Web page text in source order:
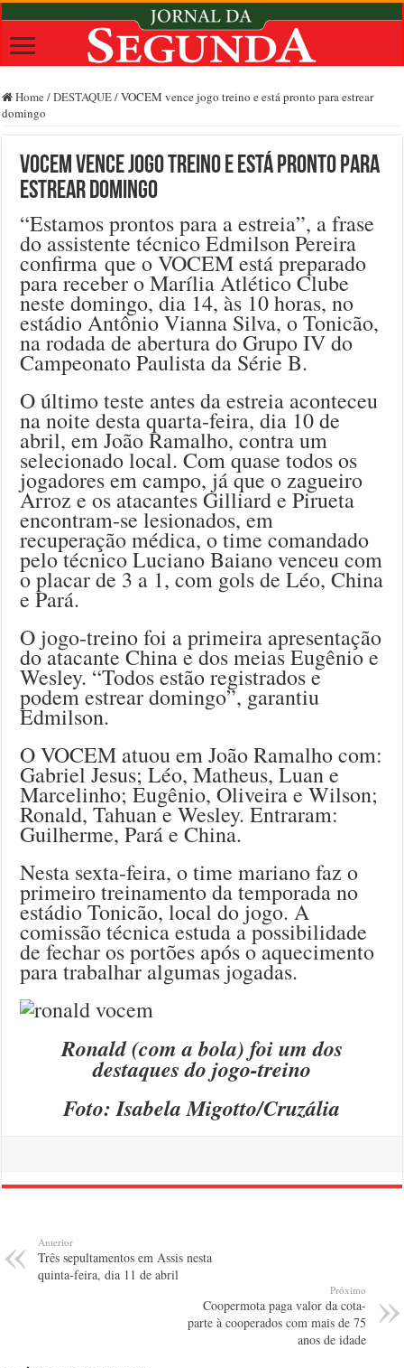
Home /DESTAQUE/VOCEM vence jogo treino e está pronto para estrear
domingo
VOCEM vence jogo treino e está pronto para
estrear domingo
“Estamos prontos para a estreia”, a frase
do assistente técnico Edmilson Pereira
confirma que o VOCEM está preparado
para receber o Marília Atlético Clube
neste domingo, dia 14, às 10 horas, no
estádio Antônio Vianna Silva, o Tonicão,
na rodada de abertura do Grupo IV do
Campeonato Paulista da Série B.
O último teste antes da estreia aconteceu
na noite desta quarta-feira, dia 10 de
abril, em João Ramalho, contra um
selecionado local. Com quase todos os
jogadores em campo, já que o zagueiro
Arroz e os atacantes Gilliard e Pirueta
encontram-se lesionados, em
recuperação médica, o time comandado
pelo técnico Luciano Baiano venceu com
o placar de 3 a 1, com gols de Léo, China
e Pará.
O jogo-treino foi a primeira apresentação
do atacante China e dos meias Eugênio e
Wesley. “Todos estão registrados e
podem estrear domingo”, garantiu
Edmilson.
O VOCEM atuou em João Ramalho com:
Gabriel Jesus; Léo, Matheus, Luan e
Marcelinho; Eugênio, Oliveira e Wilson;
Ronald, Tahuan e Wesley. Entraram:
Guilherme, Pará e China.
Nesta sexta-feira, o time mariano faz o
primeiro treinamento da temporada no
estádio Tonicão, local do jogo. A
comissão técnica estuda a possibilidade
de fechar os portões após o aquecimento
para trabalhar algumas jogadas.
Ronald (com a bola) foi um dos
destaques do jogo-treino
Foto: Isabela Migotto/Cruzália
Anterior
Três sepultamentos em Assis nesta
quinta-feira, dia 11 de abril
Próximo
Coopermota paga valor da cota-
parte à cooperados com mais de 75
anos de idade